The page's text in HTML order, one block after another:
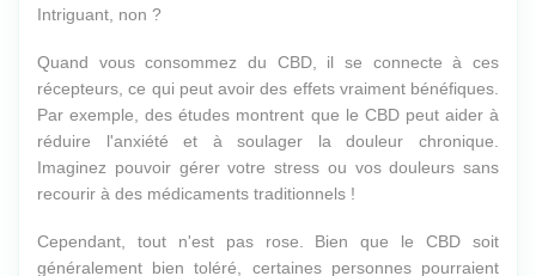
Intriguant, non ?
Quand vous consommez du CBD, il se connecte à ces
récepteurs, ce qui peut avoir des effets vraiment bénéfiques.
Par exemple, des études montrent que le CBD peut aider à
réduire l'anxiété et à soulager la douleur chronique.
Imaginez pouvoir gérer votre stress ou vos douleurs sans
recourir à des médicaments traditionnels !
Cependant, tout n'est pas rose. Bien que le CBD soit
généralement bien toléré, certaines personnes pourraient